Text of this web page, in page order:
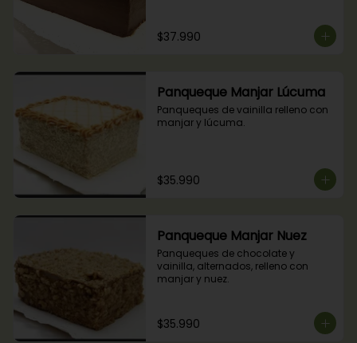
$37.990
Panqueque Manjar Lúcuma
Panqueques de vainilla relleno con
manjar y lúcuma.
$35.990
Panqueque Manjar Nuez
Panqueques de chocolate y
vainilla, alternados, relleno con
manjar y nuez.
$35.990